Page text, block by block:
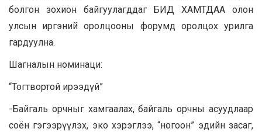
болгон зохион байгуулагддаг БИД ХАМТДАА олон
улсын иргэний оролцооны форумд оролцох урилга
гардуулна.
Шагналын номинаци:
“Тогтвортой ирээдүй”
-Байгаль орчныг хамгаалах, байгаль орчны асуудлаар
соён гэгээрүүлэх, эко хэрэглээ, “ногоон” эдийн засаг,